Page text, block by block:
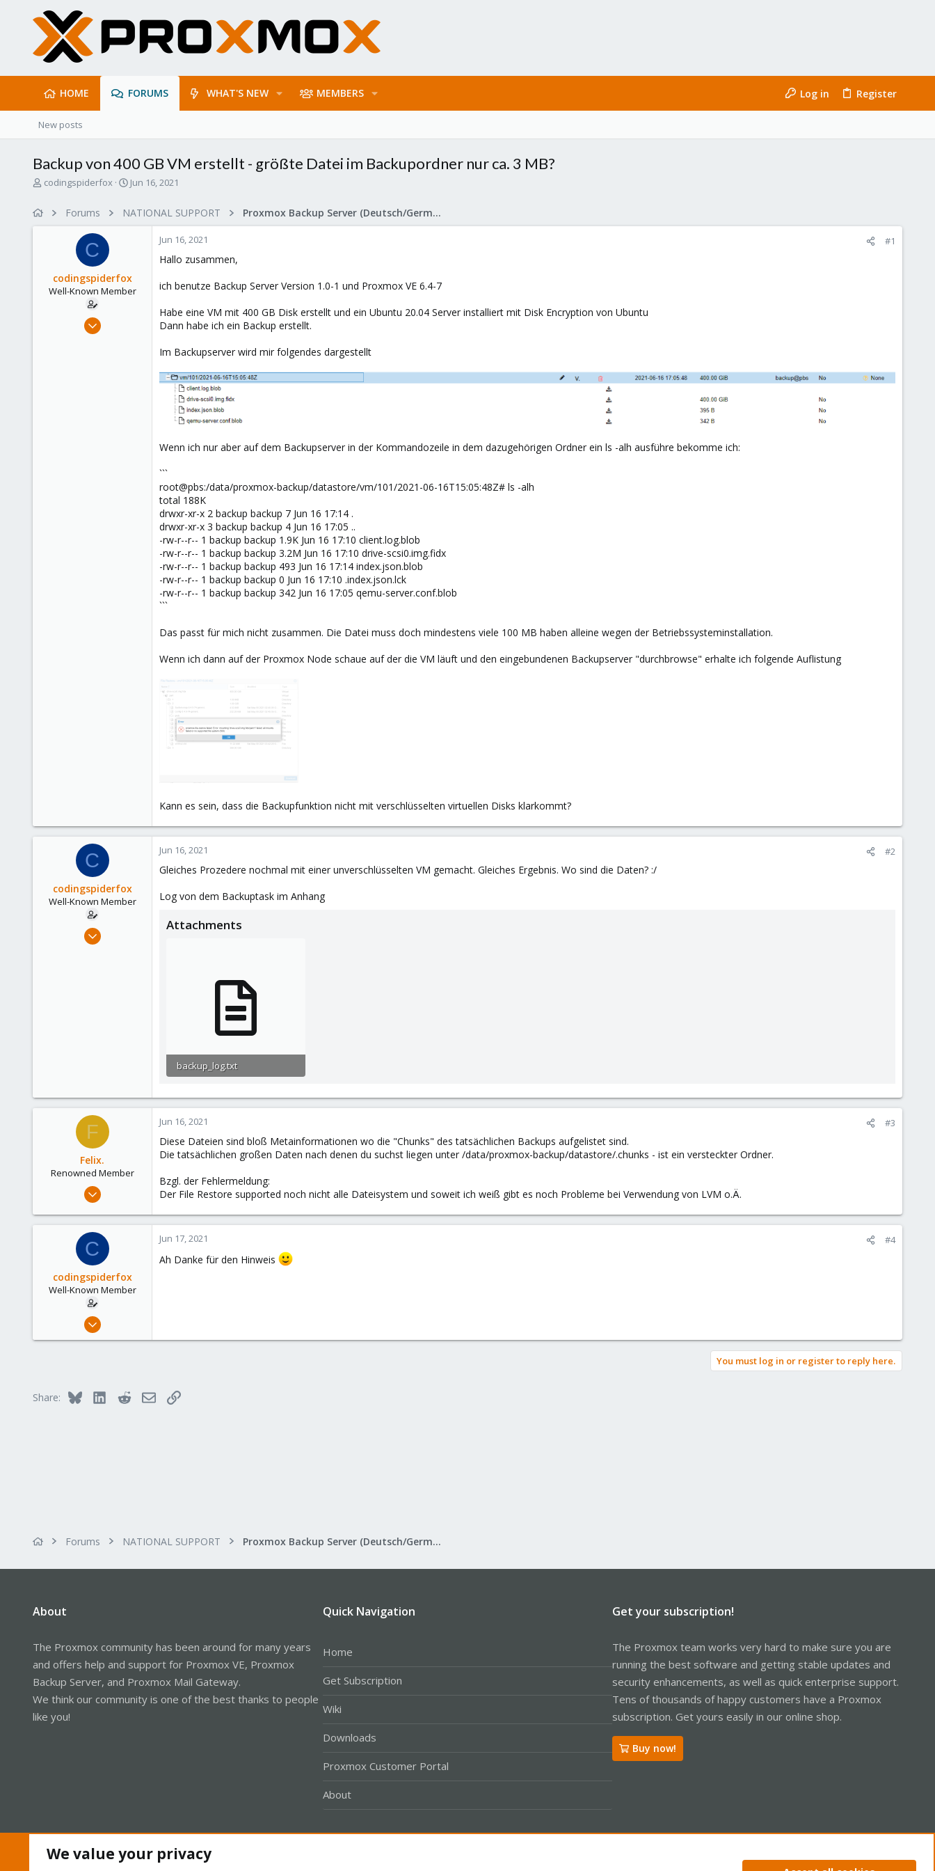
HOME FORUMS WHAT'S NEW MEMBERS Log in Register
New posts
Backup von 400 GB VM erstellt - größte Datei im Backupordner nur ca. 3 MB?
T
codingspiderfox
S
a
r
e
Jun 16, 2021
Forums NATIONAL SUPPORT Proxmox Backup Server (Deutsch/German)
C
codingspiderfox
Well-Known Member
May 21, 2020
Jun 16, 2021 #1
Hallo zusammen,
ich benutze Backup Server Version 1.0-1 und Proxmox VE 6.4-7
Habe eine VM mit 400 GB Disk erstellt und ein Ubuntu 20.04 Server installiert mit Disk Encryption von Ubuntu
Dann habe ich ein Backup erstellt.
Im Backupserver wird mir folgendes dargestellt
Wenn ich nur aber auf dem Backupserver in der Kommandozeile in dem dazugehörigen Ordner ein ls -alh ausführe bekomme ich:
```
root@pbs:/data/proxmox-backup/datastore/vm/101/2021-06-16T15:05:48Z# ls -alh
total 188K
drwxr-xr-x 2 backup backup 7 Jun 16 17:14 .
drwxr-xr-x 3 backup backup 4 Jun 16 17:05 ..
-rw-r--r-- 1 backup backup 1.9K Jun 16 17:10 client.log.blob
-rw-r--r-- 1 backup backup 3.2M Jun 16 17:10 drive-scsi0.img.fidx
-rw-r--r-- 1 backup backup 493 Jun 16 17:14 index.json.blob
-rw-r--r-- 1 backup backup 0 Jun 16 17:10 .index.json.lck
-rw-r--r-- 1 backup backup 342 Jun 16 17:05 qemu-server.conf.blob
```
Das passt für mich nicht zusammen. Die Datei muss doch mindestens viele 100 MB haben alleine wegen der Betriebssysteminstallation.
Wenn ich dann auf der Proxmox Node schaue auf der die VM läuft und den eingebundenen Backupserver "durchbrowse" erhalte ich folgende Auflistung
Kann es sein, dass die Backupfunktion nicht mit verschlüsselten virtuellen Disks klarkommt?
C
codingspiderfox
Well-Known Member
May 21, 2020
Jun 16, 2021 #2
Gleiches Prozedere nochmal mit einer unverschlüsselten VM gemacht. Gleiches Ergebnis. Wo sind die Daten? :/
Log von dem Backuptask im Anhang
Attachments
backup_log.txt
F
Felix.
Renowned Member
May 13, 2018
29
Jun 16, 2021 #3
Diese Dateien sind bloß Metainformationen wo die "Chunks" des tatsächlichen Backups aufgelistet sind.
Die tatsächlichen großen Daten nach denen du suchst liegen unter /data/proxmox-backup/datastore/.chunks - ist ein versteckter Ordner.
Bzgl. der Fehlermeldung:
Der File Restore supported noch nicht alle Dateisystem und soweit ich weiß gibt es noch Probleme bei Verwendung von LVM o.Ä.
C
codingspiderfox
Well-Known Member
May 21, 2020
Jun 17, 2021 #4
Ah Danke für den Hinweis
You must log in or register to reply here.
Share: Bluesky LinkedInRedditEmailLink
Forums NATIONAL SUPPORT Proxmox Backup Server (Deutsch/German)
About
The Proxmox community has been around for many years
and offers help and support for Proxmox VE, Proxmox
Backup Server, and Proxmox Mail Gateway.
We think our community is one of the best thanks to people
like you!
Quick Navigation
Home
Get Subscription
Wiki
Downloads
Proxmox Customer Portal
About
Get your subscription!
The Proxmox team works very hard to make sure you are
running the best software and getting stable updates and
security enhancements, as well as quick enterprise support.
Tens of thousands of happy customers have a Proxmox
subscription. Get yours easily in our online shop.
Buy now!
We value your privacy